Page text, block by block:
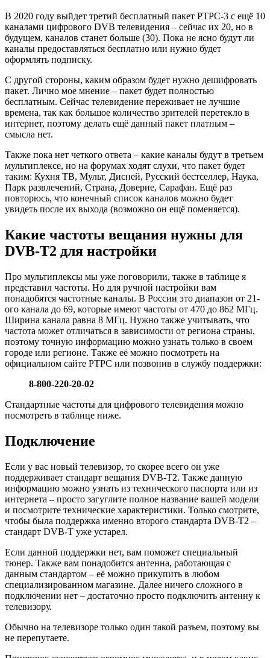
В 2020 году выйдет третий бесплатный пакет РТРС-3 с ещё 10
каналами цифрового DVB телевидения – сейчас их 20, но в
будущем, каналов станет больше (30). Пока не ясно будут ли
каналы предоставляться бесплатно или нужно будет
оформлять подписку.
С другой стороны, каким образом будет нужно дешифровать
пакет. Лично мое мнение – пакет будет полностью
бесплатным. Сейчас телевидение переживает не лучшие
времена, так как большое количество зрителей перетекло в
интернет, поэтому делать ещё данный пакет платным –
смысла нет.
Также пока нет четкого ответа – какие каналы будут в третьем
мультиплексе, но на форумах ходят слухи, что пакет будет
таким: Кухня ТВ, Мульт, Дисней, Русский бестселлер, Наука,
Парк развлечений, Страна, Доверие, Сарафан. Ещё раз
повторюсь, что конечный список каналов можно будет
увидеть после их выхода (возможно он ещё поменяется).
Какие частоты вещания нужны для
DVB-T2 для настройки
Про мультиплексы мы уже поговорили, также в таблице я
представил частоты. Но для ручной настройки вам
понадобятся частотные каналы. В России это диапазон от 21-
ого канала до 69, которые имеют частоты от 470 до 862 МГц.
Ширина канала равна 8 МГц. Нужно также учитывать, что
частота может отличаться в зависимости от региона страны,
поэтому точную информацию можно узнать только в своем
городе или регионе. Также её можно посмотреть на
официальном сайте РТРС или позвонив в службу поддержки:
8-800-220-20-02
Стандартные частоты для цифрового телевидения можно
посмотреть в таблице ниже.
Подключение
Если у вас новый телевизор, то скорее всего он уже
поддерживает стандарт вещания DVB-T2. Также данную
информацию можно узнать из технического паспорта или из
интернета – просто загуглите полное название вашей модели
и посмотрите технические характеристики. Только смотрите,
чтобы была поддержка именно второго стандарта DVB-T2 –
стандарт DVB-T уже устарел.
Если данной поддержки нет, вам поможет специальный
тюнер. Также вам понадобится антенна, работающая с
данным стандартом – её можно прикупить в любом
специализированном магазине. Далее ничего сложного в
подключении нет – достаточно просто подключить антенну к
телевизору.
Обычно на телевизоре только один такой разъем, поэтому вы
не перепутаете.